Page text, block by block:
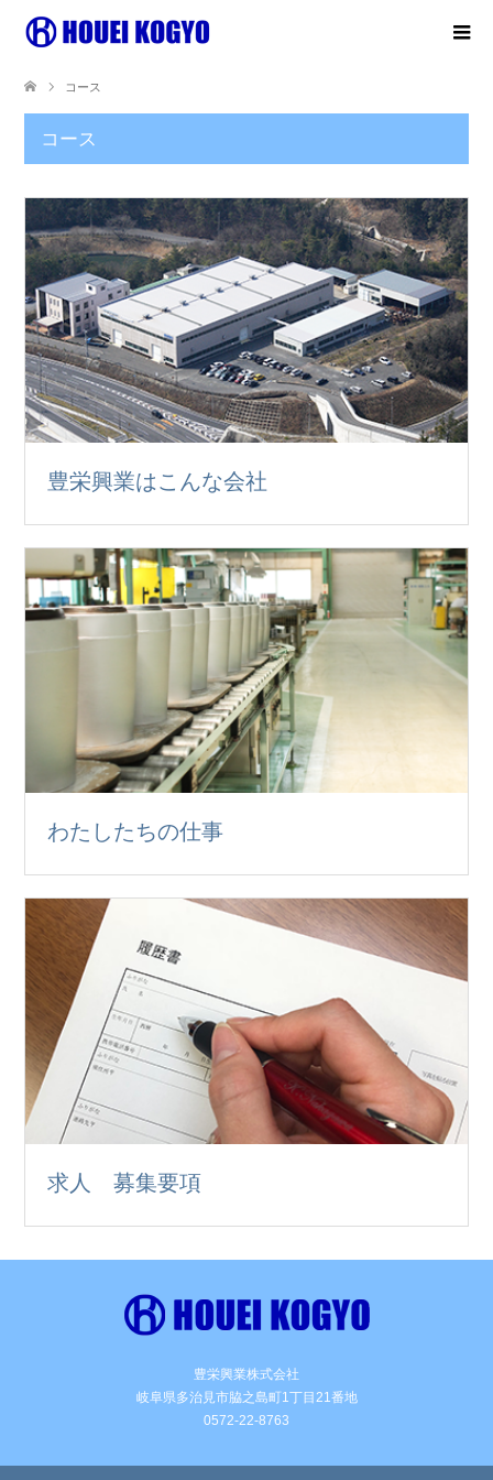
コース
コース
豊栄興業はこんな会社
わたしたちの仕事
求人 募集要項
豊栄興業株式会社
岐阜県多治見市脇之島町1丁目21番地
0572-22-8763